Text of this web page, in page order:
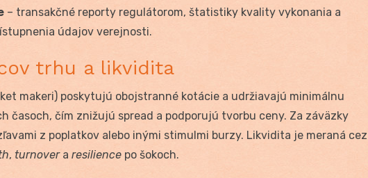
– transakčné reporty regulátorom, štatistiky kvality vykonania a
údajov verejnosti.
trhu a likvidita
makeri) poskytujú obojstranné kotácie a udržiavajú minimálnu
časoch, čím znižujú spread a podporujú tvorbu ceny. Za záväzky
z poplatkov alebo inými stimulmi burzy. Likvidita je meraná cez
, turnovera resilience po šokoch.